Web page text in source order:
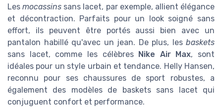
Lesmocassins sans lacet, par exemple, allient élégance
et décontraction. Parfaits pour un look soigné sans
effort, ils peuvent être portés aussi bien avec un
pantalon habillé qu'avec un jean. De plus, les baskets
sans lacet, comme les célèbres Nike Air Max, sont
idéales pour un style urbain et tendance. Helly Hansen,
reconnu pour ses chaussures de sport robustes, a
également des modèles de baskets sans lacet qui
conjuguent confort et performance.